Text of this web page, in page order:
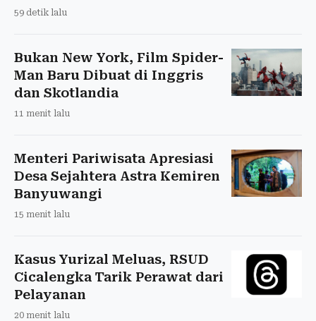
59 detik lalu
Bukan New York, Film Spider-
Man Baru Dibuat di Inggris
dan Skotlandia
11 menit lalu
Menteri Pariwisata Apresiasi
Desa Sejahtera Astra Kemiren
Banyuwangi
15 menit lalu
Kasus Yurizal Meluas, RSUD
Cicalengka Tarik Perawat dari
Pelayanan
20 menit lalu